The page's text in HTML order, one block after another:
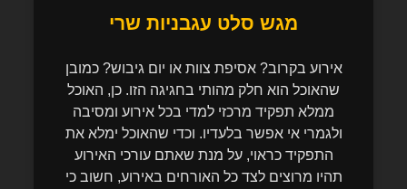
מגש סלט עגבניות שרי
אירוע בקרוב? אסיפת צוות או יום גיבוש? כמובן
שהאוכל הוא חלק מהותי בחגיגה הזו. כן, האוכל
ממלא תפקיד מרכזי למדי בכל אירוע ומסיבה
ולגמרי אי אפשר בלעדיו. וכדי שהאוכל ימלא את
התפקיד כראוי, על מנת שאתם עורכי האירוע
תהיו מרוצים לצד כל האורחים באירוע, חשוב כי